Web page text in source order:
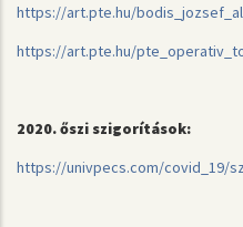
https://art.pte.hu/
https://art.pte.hu/
2020. őszi szigorítások:
https://univpecs.com/covid_19/